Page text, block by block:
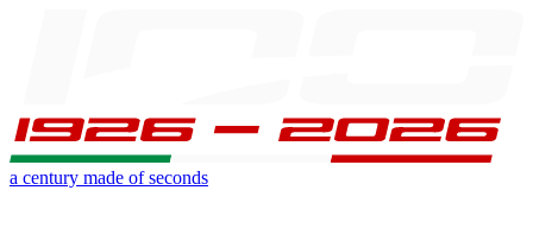
a century made of seconds